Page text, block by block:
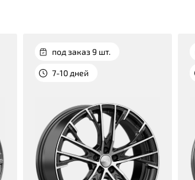
под заказ 9 шт.
7-10 дней